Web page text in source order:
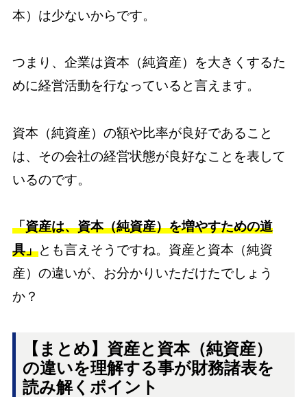
本）は少ないからです。
つまり、企業は資本（純資産）を大きくするた
めに経営活動を行なっていると言えます。
資本（純資産）の額や比率が良好であること
は、その会社の経営状態が良好なことを表して
いるのです。
「資産は、資本（純資産）を増やすための道
具」とも言えそうですね。資産と資本（純資
産）の違いが、お分かりいただけたでしょう
か？
【まとめ】資産と資本（純資産）
の違いを理解する事が財務諸表を
読み解くポイント